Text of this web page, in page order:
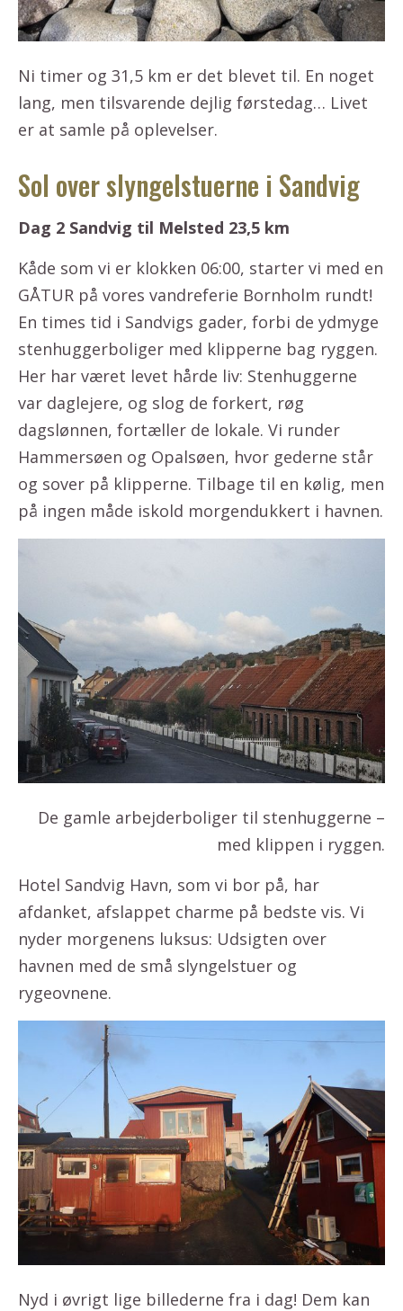
Ni timer og 31,5 km er det blevet til. En noget
lang, men tilsvarende dejlig førstedag… Livet
er at samle på oplevelser.
Sol over slyngelstuerne i Sandvig
Dag 2 Sandvig til Melsted 23,5 km
Kåde som vi er klokken 06:00, starter vi med en
GÅTUR på vores vandreferie Bornholm rundt!
En times tid i Sandvigs gader, forbi de ydmyge
stenhuggerboliger med klipperne bag ryggen.
Her har været levet hårde liv: Stenhuggerne
var daglejere, og slog de forkert, røg
dagslønnen, fortæller de lokale. Vi runder
Hammersøen og Opalsøen, hvor gederne står
og sover på klipperne. Tilbage til en kølig, men
på ingen måde iskold morgendukkert i havnen.
De gamle arbejderboliger til stenhuggerne –
med klippen i ryggen.
Hotel Sandvig Havn, som vi bor på, har
afdanket, afslappet charme på bedste vis. Vi
nyder morgenens luksus: Udsigten over
havnen med de små slyngelstuer og
rygeovnene.
Nyd i øvrigt lige billederne fra i dag! Dem kan